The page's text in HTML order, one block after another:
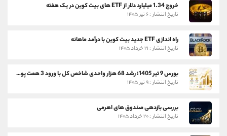
خروج 1.34 میلیارد دلار از ETF های بیت کوین در یک هفته
تاریخ انتشار : ۶ تیر ۱۴۰۵
راه اندازی ETF جدید بیت کوین با درآمد ماهانه
تاریخ انتشار : ۲۱ خرداد ۱۴۰۵
بورس 9 تیر 1405؛ رشد 68 هزار واحدی شاخص کل با ورود 3 همت پول حقیقی
تاریخ انتشار : ۹ تیر ۱۴۰۵
بررسی بازدهی صندوق های اهرمی
تاریخ انتشار : ۲۰ خرداد ۱۴۰۵